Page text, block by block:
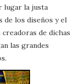
lugar la justa
de los diseños y el
de dichas
las grandes